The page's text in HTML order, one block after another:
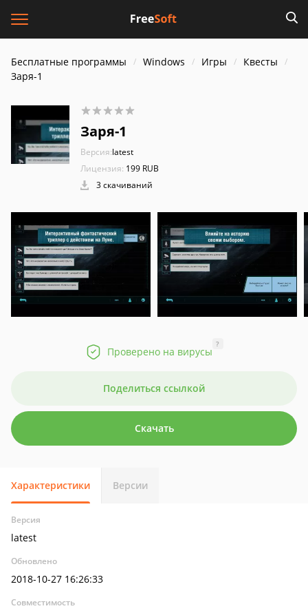
Бесплатные программы Windows Игры
Квесты
Заря-1
Заря-1
Версия:latest
Лицензия: 199 RUB
3 скачиваний
Проверено на вирусы
?
Поделиться ссылкой
Скачать
Характеристики Версии
Версия
latest
Обновлено
2018-10-27 16:26:33
Совместимость